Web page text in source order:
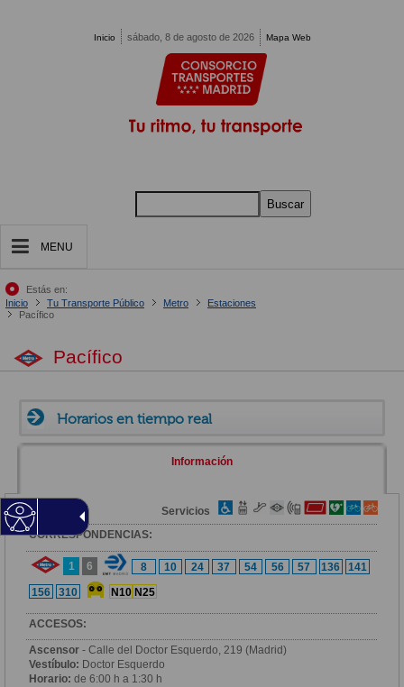
Inicio sábado, 8 de agosto de 2026 Mapa Web
Buscar
MENU
Estás en:
Inicio
Tu Transporte Público Metro
Estaciones
Pacífico
Pacífico
Horarios en tiempo real
Información
Zona
Servicios
CORRESPONDENCIAS:
1 6 8 10 24 37 54 56 57 136
141
156
310 N10 N25
ACCESOS:
Ascensor - Calle del Doctor Esquerdo, 219 (Madrid)
Vestíbulo: Doctor Esquerdo
Horario: de 6:00 h a 1:30 h